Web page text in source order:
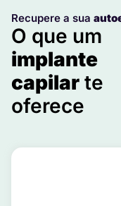
Recupere a sua
O que um
implante
capilar te
oferece